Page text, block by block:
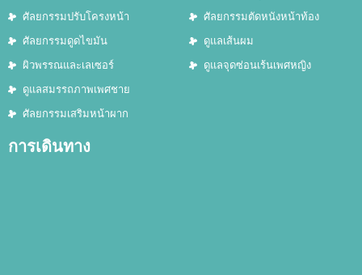
ศัลยกรรมปรับโครงหน้า
ศัลยกรรมดูดไขมัน
ผิวพรรณและเลเซอร์
ดูแลสมรรถภาพเพศชาย
ศัลยกรรมเสริมหน้าผาก
ศัลยกรรมตัดหนังหน้าท้อง
ดูแลเส้นผม
ดูแลจุดซ่อนเร้นเพศหญิง
การเดินทาง